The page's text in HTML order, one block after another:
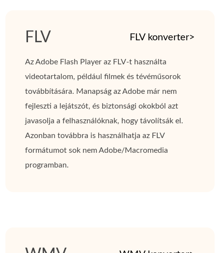
FLV FLV konverter>
Az Adobe Flash Player az FLV-t használta
videotartalom, például filmek és tévéműsorok
továbbítására. Manapság az Adobe már nem
fejleszti a lejátszót, és biztonsági okokból azt
javasolja a felhasználóknak, hogy távolítsák el.
Azonban továbbra is használhatja az FLV
formátumot sok nem Adobe/Macromedia
programban.